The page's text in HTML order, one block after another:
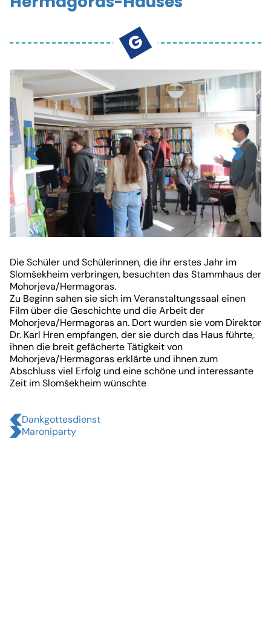
GEMEINSAM - SKUPNO
Viktringer Ring 26, 9020 Klagenfurt
G
1
von
10
Die Schüler und Schülerinnen, die ihr erstes Jahr im
Slomšekheim verbringen, besuchten das Stammhaus der
Mohorjeva/Hermagoras.
Zu Beginn sahen sie sich im Veranstaltungssaal einen
Film über die Geschichte und die Arbeit der
Mohorjeva/Hermagoras an. Dort wurden sie vom Direktor
Dr. Karl Hren empfangen, der sie durch das Haus führte,
ihnen die breit gefächerte Tätigkeit von
Mohorjeva/Hermagoras erklärte und ihnen zum
Abschluss viel Erfolg und eine schöne und interessante
Zeit im Slomšekheim wünschte
Dankgottesdienst
Maroniparty